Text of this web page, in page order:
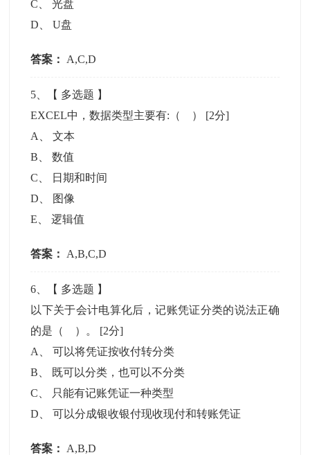
C 、光盘
D 、U盘
答案： A,C,D
5 、【 多选题 】
EXCEL中，数据类型主要有:（ ） [2分]
A
、文本
B 、数值
C
日期和时间
D
图像
E 、逻辑值
答案： A,B,C,D
6 、【 多选题 】
以下关于会计电算化后，记账凭证分类的说法正确
的是（ ）。 [2分]
A
、可以将凭证按收付转分类
B
既可以分类，也可以不分类
C
只能有记账凭证一种类型
D 、可以分成银收银付现收现付和转账凭证
答案： A,B,D